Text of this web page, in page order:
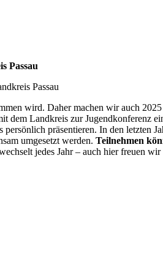
Passau
Passau
wird. Daher machen wir auch
Landkreis zur Jugendkonferenz
präsentieren. In den letzten
umgesetzt werden. Teilnehmen
jedes Jahr – auch hier freuen wir